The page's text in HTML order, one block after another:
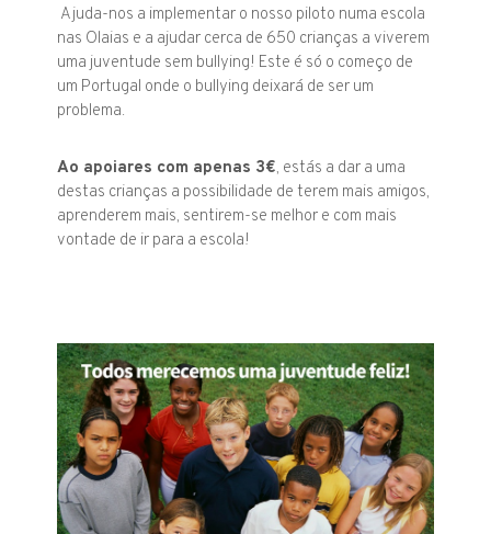
Ajuda-nos a implementar o nosso piloto numa escola
nas Olaias e a ajudar cerca de 650 crianças a viverem
uma juventude sem bullying! Este é só o começo de
um Portugal onde o bullying deixará de ser um
problema.
Ao apoiares com apenas 3€, estás a dar a uma
destas crianças a possibilidade de terem mais amigos,
aprenderem mais, sentirem-se melhor e com mais
vontade de ir para a escola!